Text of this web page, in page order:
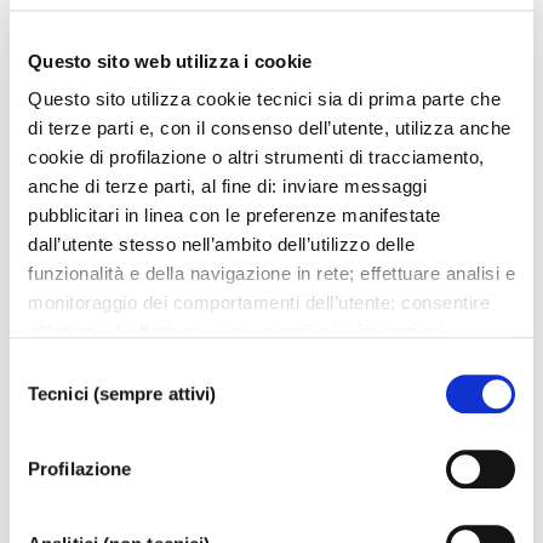
Questo sito web utilizza i cookie
Questo sito utilizza cookie tecnici sia di prima parte che
di terze parti e, con il consenso dell’utente, utilizza anche
cookie di profilazione o altri strumenti di tracciamento,
anche di terze parti, al fine di: inviare messaggi
pubblicitari in linea con le preferenze manifestate
dall’utente stesso nell’ambito dell’utilizzo delle
funzionalità e della navigazione in rete; effettuare analisi e
monitoraggio dei comportamenti dell’utente; consentire
TUTTI”, l’utente acconsente all’uso di tutti i cookie non
tecnici, inclusi quindi quelli di profilazione, analitici e
social. Il consenso è facoltativo e può essere revocato in
qualsiasi momento. Se l’utente desidera modificare le
sinistra dello schermo. Per sapere di più sui cookie che
delTecnici (sempre attivi)
Profilazione
Aida: marcia trionfale e danze atto II
Giacomo Puccini
La bohème : «Mi chiamano Mimì»
Maurice Ravel
Bolero
Richard Wagner
Giacomo Puccini
«Dieci mila anni al nostro imperatore!… Padre augusto»